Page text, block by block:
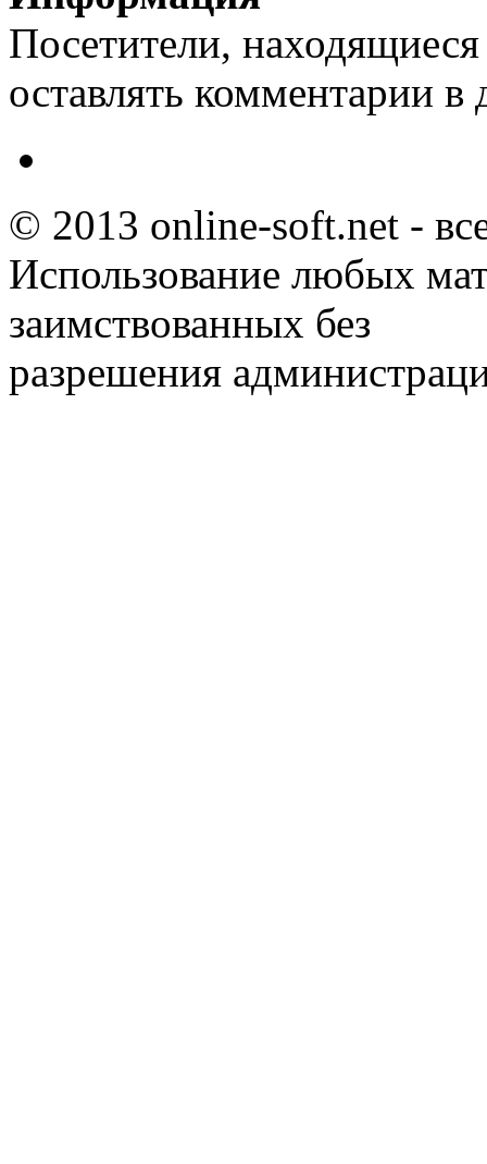
Посетители,
оставлять комментарии в
© 2013 online-soft.net -
Использование любых
заимствованных без
разрешения